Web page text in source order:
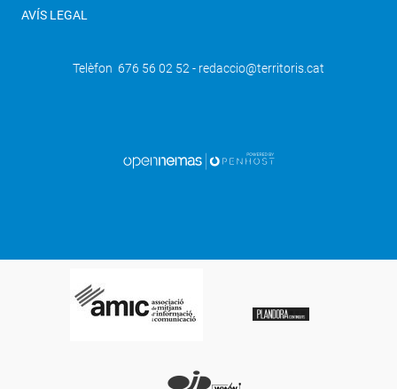
Cal una gran força unitària d'esquerres
per a portar a bon port el procés català
AVÍS LEGAL
Telèfon 676 56 02 52 - redaccio@territoris.cat